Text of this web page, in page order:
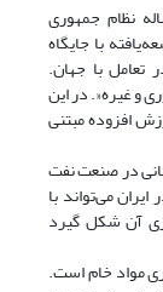
کلان کشور: در چشم‌انداز 20‌ساله نظام جمهوری
با جایگاه
تعامل با جهان.
و غیره«. در این
افزوده مبتنی
در صنعت نفت
می‌تواند با
آن شکل گیرد
مواد خام است.